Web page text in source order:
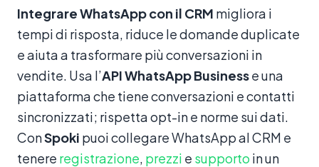
Integrare WhatsApp con il CRM migliora i
tempi di risposta, riduce le domande duplicate
e aiuta a trasformare più conversazioni in
vendite. Usa l’API WhatsApp Businesse una
piattaforma che tiene conversazioni e contatti
sincronizzati; rispetta opt-in e norme sui dati.
ConSpoki puoi collegare WhatsApp al CRM e
tenere registrazione, prezzi e supporto in un